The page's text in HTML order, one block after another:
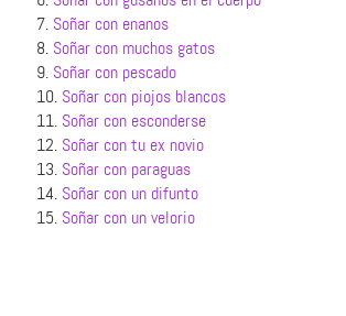
7. Soñar con enanos
8. Soñar con muchos gatos
9. Soñar con pescado
10. Soñar con piojos blancos
11. Soñar con esconderse
12. Soñar con tu ex novio
13. Soñar con paraguas
14. Soñar con un difunto
15. Soñar con un velorio